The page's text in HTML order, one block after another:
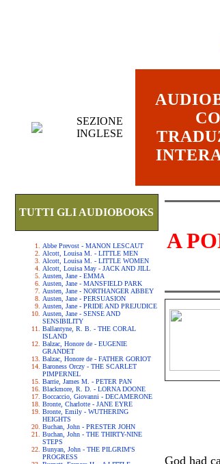
SEZIONE
INGLESE
TUTTI GLI AUDIOBOOKS
Abbe Prevost - MANON LESCAUT
Alcott, Louisa M. - LITTLE MEN
Alcott, Louisa M. - LITTLE WOMEN
Alcott, Louisa May - JACK AND JILL
Austen, Jane - EMMA
Austen, Jane - MANSFIELD PARK
Austen, Jane - NORTHANGER ABBEY
Austen, Jane - PERSUASION
Austen, Jane - PRIDE AND PREJUDICE
Austen, Jane - SENSE AND
SENSIBILITY
Ballantyne, R. B. - THE CORAL
ISLAND
Balzac, Honore de - EUGENIE
GRANDET
Balzac, Honore de - FATHER GORIOT
Baroness Orczy - THE SCARLET
PIMPERNEL
Barrie, James M. - PETER PAN
Blackmore, R. D. - LORNA DOONE
Boccaccio, Giovanni - DECAMERONE
Bronte, Charlotte - JANE EYRE
Bronte, Emily - WUTHERING
HEIGHTS
Buchan, John - PRESTER JOHN
Buchan, John - THE THIRTY-NINE
STEPS
Bunyan, John - THE PILGRIM'S
PROGRESS
A
God had